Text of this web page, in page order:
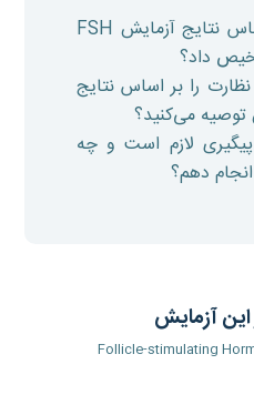
آیا می‌توان بر اساس نتایج آزمایش FSH
داد؟
را بر اساس نتایج
لازم است و چه
انجام دهم؟
آزمایش
Follicle-stimulating